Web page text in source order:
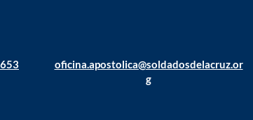
oficina.apostolica@soldadosdelacruz.or
g